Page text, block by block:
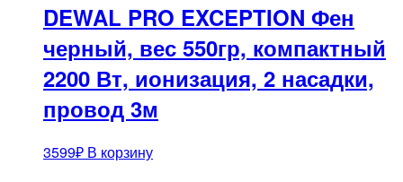
DEWAL PRO EXCEPTION Фен
черный, вес 550гр, компактный
2200 Вт, ионизация, 2 насадки,
провод 3м
3599₽ В корзину